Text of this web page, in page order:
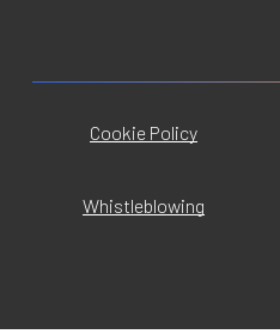
Cookie Policy
Whistleblowing